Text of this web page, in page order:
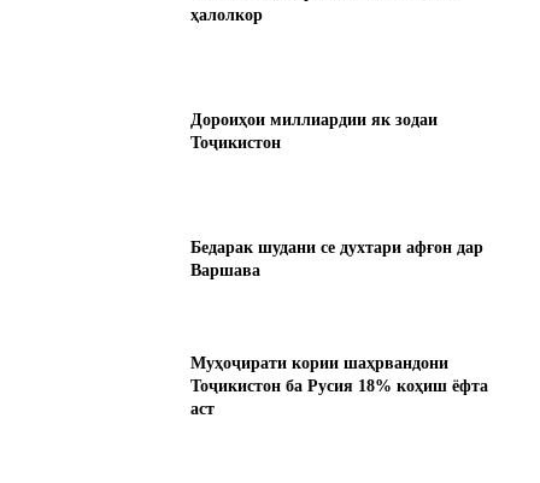
ҳалолкор
Дороиҳои миллиардии як зодаи
Тоҷикистон
Бедарак шудани се духтари афғон дар
Варшава
Муҳоҷирати кории шаҳрвандони
Тоҷикистон ба Русия 18% коҳиш ёфта
аст